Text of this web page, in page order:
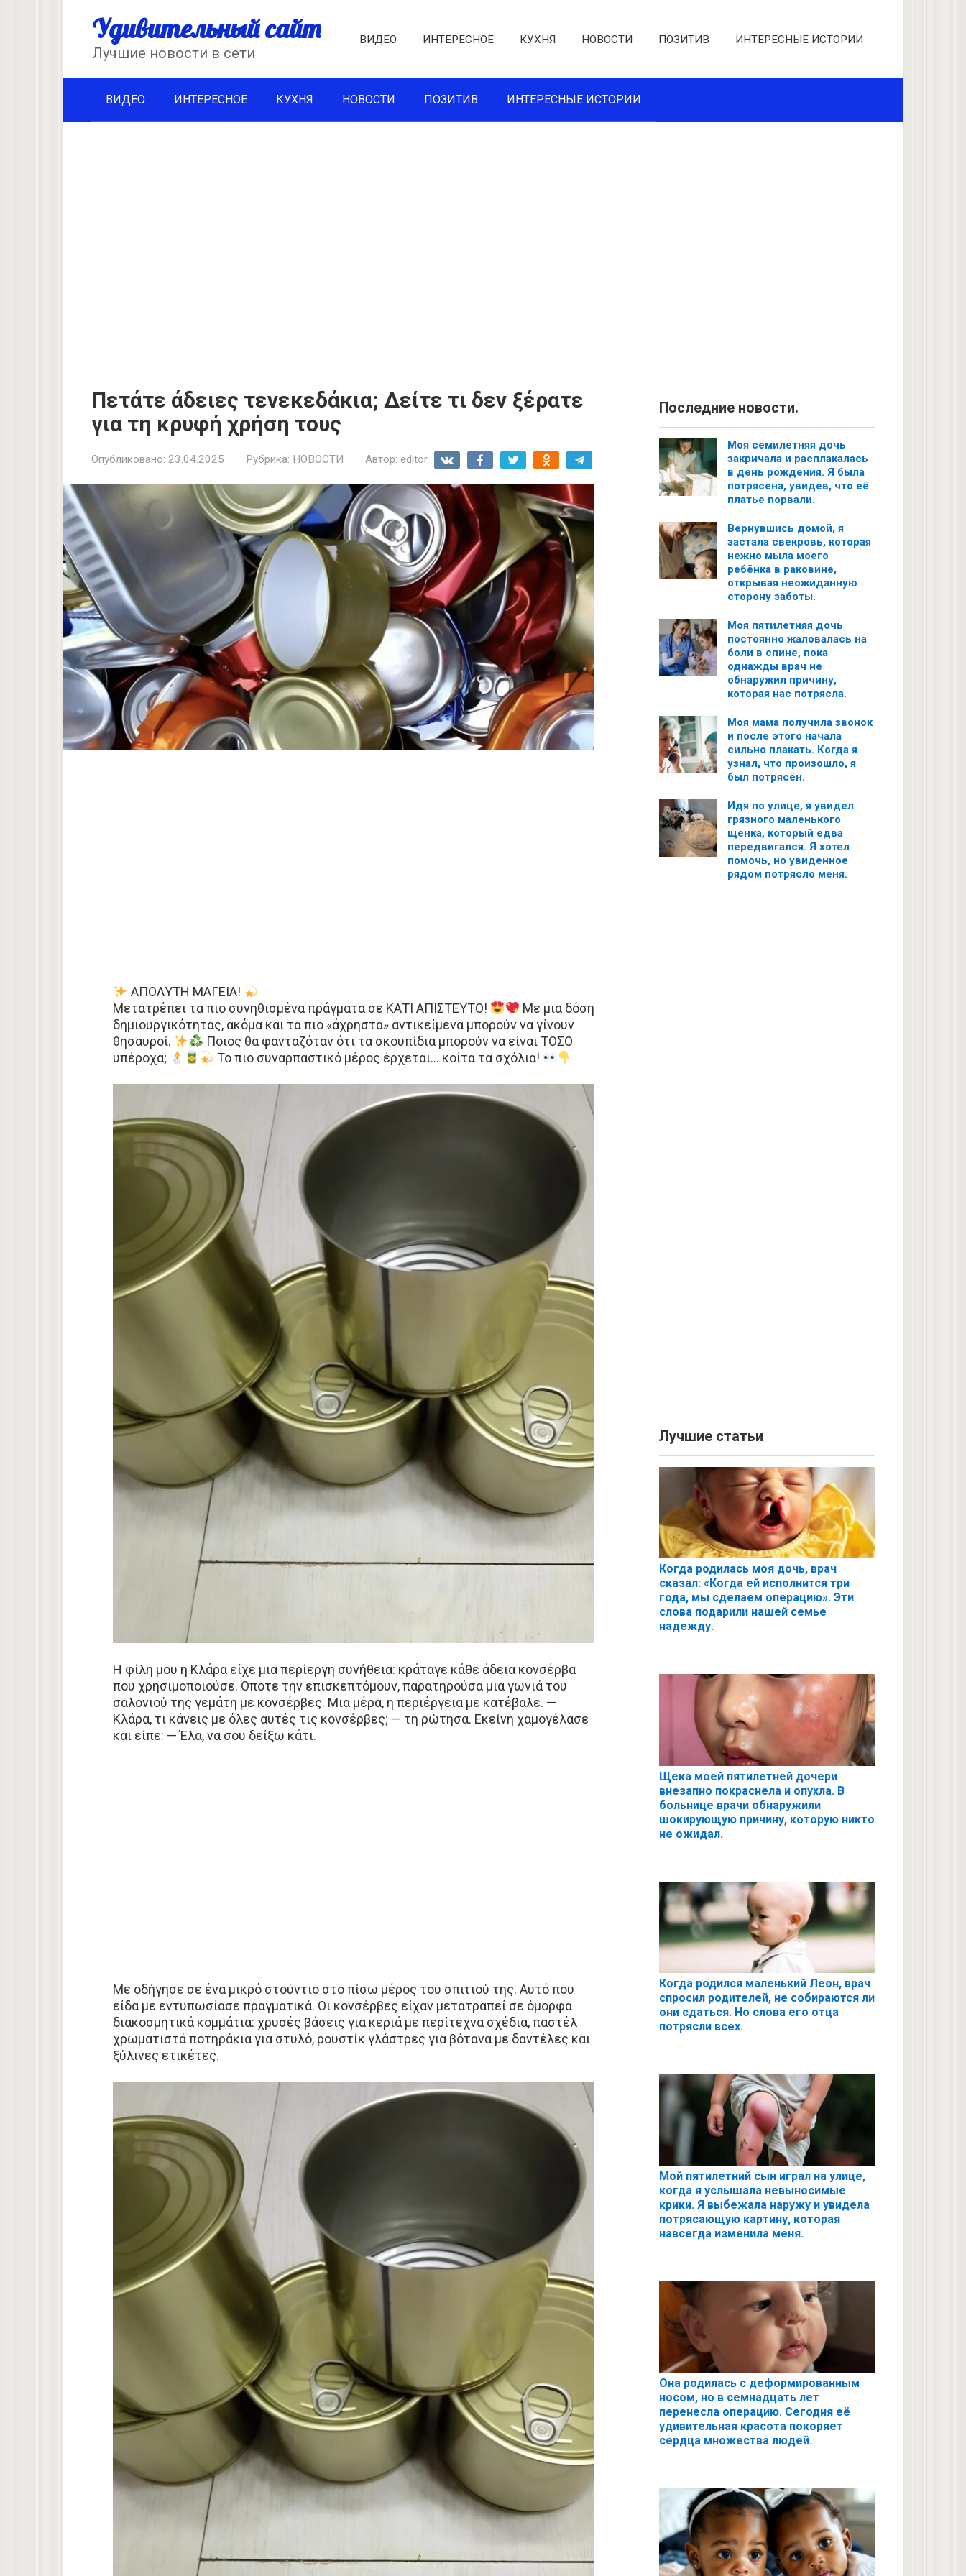
Удивительный сайт
Лучшие новости в сети
ВИДЕО ИНТЕРЕСНОЕ КУХНЯ НОВОСТИ ПОЗИТИВ ИНТЕРЕСНЫЕ ИСТОРИИ
ВИДЕО ИНТЕРЕСНОЕ КУХНЯ НОВОСТИ ПОЗИТИВ ИНТЕРЕСНЫЕ ИСТОРИИ
Πετάτε άδειες τενεκεδάκια; Δείτε τι δεν ξέρατε
για τη κρυφή χρήση τους
Опубликовано: 23.04.2025 Рубрика: НОВОСТИ Автор: editor
ΑΠΟΛΥΤΗ ΜΑΓΕΙΑ!
Μετατρέπει τα πιο συνηθισμένα πράγματα σε ΚΑΤΙ ΑΠΙΣΤΕΥΤΟ!
Με μια δόση
δημιουργικότητας, ακόμα και τα πιο «άχρηστα» αντικείμενα μπορούν να γίνουν
θησαυροί.
Ποιος θα φανταζόταν ότι τα σκουπίδια μπορούν να είναι ΤΟΣΟ
υπέροχα;
Το πιο συναρπαστικό μέρος έρχεται… κοίτα τα σχόλια!
Η φίλη μου η Κλάρα είχε μια περίεργη συνήθεια: κράταγε κάθε άδεια κονσέρβα
που χρησιμοποιούσε. Όποτε την επισκεπτόμουν, παρατηρούσα μια γωνιά του
σαλονιού της γεμάτη με κονσέρβες. Μια μέρα, η περιέργεια με κατέβαλε. —
Κλάρα, τι κάνεις με όλες αυτές τις κονσέρβες; — τη ρώτησα. Εκείνη χαμογέλασε
και είπε: — Έλα, να σου δείξω κάτι.
Με οδήγησε σε ένα μικρό στούντιο στο πίσω μέρος του σπιτιού της. Αυτό που
είδα με εντυπωσίασε πραγματικά. Οι κονσέρβες είχαν μετατραπεί σε όμορφα
διακοσμητικά κομμάτια: χρυσές βάσεις για κεριά με περίτεχνα σχέδια, παστέλ
χρωματιστά ποτηράκια για στυλό, ρουστίκ γλάστρες για βότανα με δαντέλες και
ξύλινες ετικέτες.
Последние новости.
Моя семилетняя дочь
закричала и расплакалась
в день рождения. Я была
потрясена, увидев, что её
платье порвали.
Вернувшись домой, я
застала свекровь, которая
нежно мыла моего
ребёнка в раковине,
открывая неожиданную
сторону заботы.
Моя пятилетняя дочь
постоянно жаловалась на
боли в спине, пока
однажды врач не
обнаружил причину,
которая нас потрясла.
Моя мама получила звонок
и после этого начала
сильно плакать. Когда я
узнал, что произошло, я
был потрясён.
Идя по улице, я увидел
грязного маленького
щенка, который едва
передвигался. Я хотел
помочь, но увиденное
рядом потрясло меня.
Лучшие статьи
Когда родилась моя дочь, врач
сказал: «Когда ей исполнится три
года, мы сделаем операцию». Эти
слова подарили нашей семье
надежду.
Щека моей пятилетней дочери
внезапно покраснела и опухла. В
больнице врачи обнаружили
шокирующую причину, которую никто
не ожидал.
Когда родился маленький Леон, врач
спросил родителей, не собираются ли
они сдаться. Но слова его отца
потрясли всех.
Мой пятилетний сын играл на улице,
когда я услышала невыносимые
крики. Я выбежала наружу и увидела
потрясающую картину, которая
навсегда изменила меня.
Она родилась с деформированным
носом, но в семнадцать лет
перенесла операцию. Сегодня её
удивительная красота покоряет
сердца множества людей.